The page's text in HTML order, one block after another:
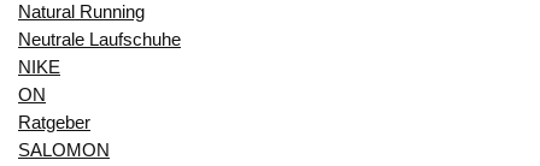
Natural Running
Neutrale Laufschuhe
NIKE
ON
Ratgeber
SALOMON